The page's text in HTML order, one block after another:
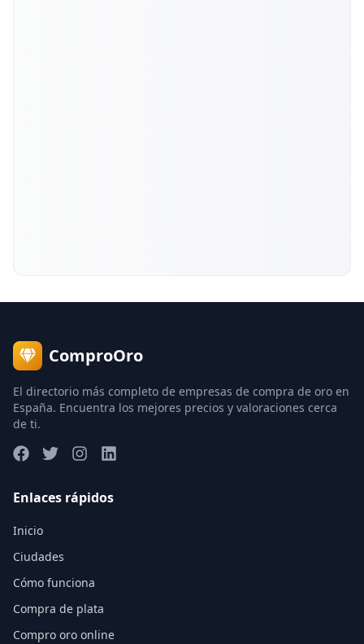
ComproOro
El directorio más completo de empresas de compra de oro en
España. Encuentra los mejores precios y valoraciones cerca
de ti.
Enlaces rápidos
Inicio
Ciudades
Cómo funciona
Compra de plata
Compro oro online